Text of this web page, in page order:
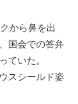
から鼻を出
国会での答弁
ていた。
スシールド姿